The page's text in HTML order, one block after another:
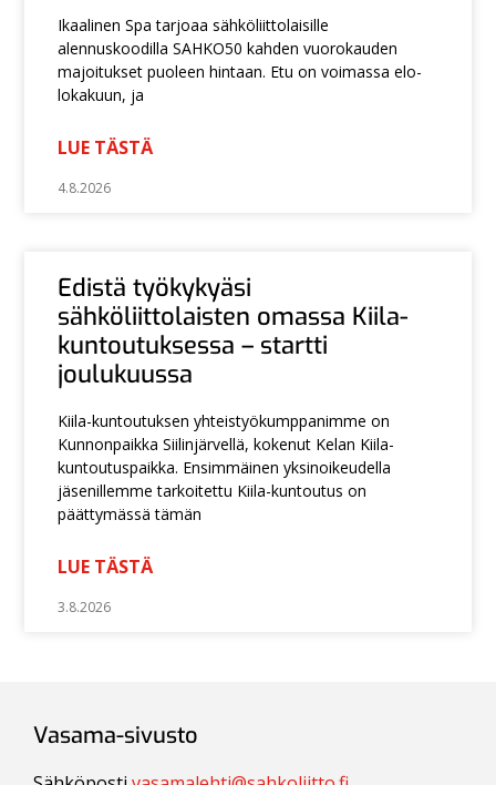
Ikaalinen Spa tarjoaa sähköliittolaisille
alennuskoodilla SAHKO50 kahden vuorokauden
majoitukset puoleen hintaan. Etu on voimassa elo-
lokakuun, ja
LUE TÄSTÄ
4.8.2026
Edistä työkykyäsi
sähköliittolaisten omassa Kiila-
kuntoutuksessa – startti
joulukuussa
Kiila-kuntoutuksen yhteistyökumppanimme on
Kunnonpaikka Siilinjärvellä, kokenut Kelan Kiila-
kuntoutuspaikka. Ensimmäinen yksinoikeudella
jäsenillemme tarkoitettu Kiila-kuntoutus on
päättymässä tämän
LUE TÄSTÄ
3.8.2026
Vasama-sivusto